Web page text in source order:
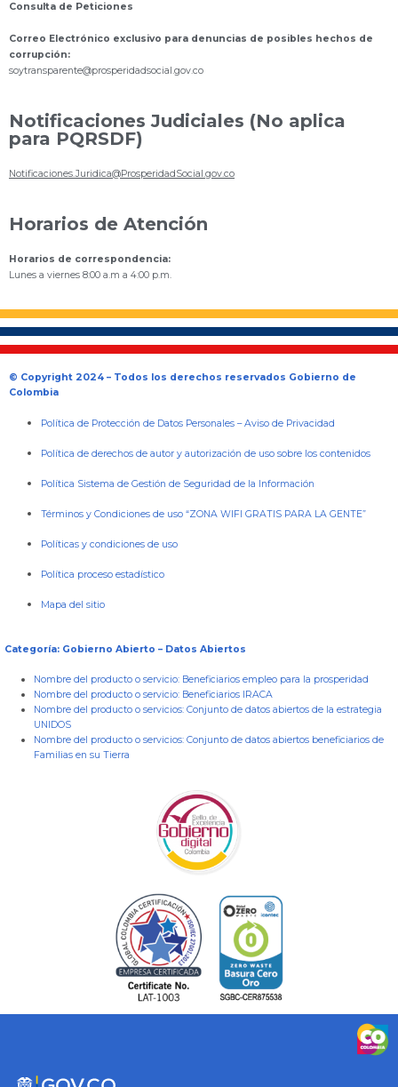
Consulta de Peticiones
Correo Electrónico exclusivo para denuncias de posibles hechos de
corrupción:
soytransparente@prosperidadsocial.gov.co
Notificaciones Judiciales (No aplica
para PQRSDF)
Notificaciones.Juridica@ProsperidadSocial.gov.co
Horarios de Atención
Horarios de correspondencia:
Lunes a viernes 8:00 a.m a 4:00 p.m.
© Copyright 2024 – Todos los derechos reservados Gobierno de
Colombia
Política de Protección de Datos Personales –Aviso de Privacidad
Política de derechos de autor y autorización de uso sobre los contenidos
Política Sistema de Gestión de Seguridad de la Información
Términos y Condiciones de uso “ZONA WIFI GRATIS PARA LA GENTE”
Políticas y condiciones de uso
Política proceso estadístico
Mapa del sitio
Categoría: Gobierno Abierto – Datos Abiertos
Nombre del producto o servicio: Beneficiarios empleo para la prosperidad
Nombre del producto o servicio: Beneficiarios IRACA
Nombre del producto o servicios: Conjunto de datos abiertos de la estrategia
UNIDOS
Nombre del producto o servicios: Conjunto de datos abiertos beneficiarios de
Familias en su Tierra